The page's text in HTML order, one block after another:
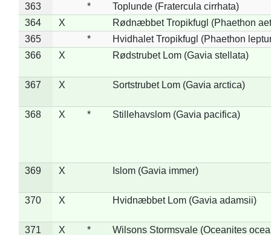
363
*
Toplunde (Fratercula cirrhata)
364
X
Rødnæbbet Tropikfugl (Phaethon
365
*
Hvidhalet Tropikfugl (Phaethon
366
X Rødstrubet Lom (Gavia stellata)
367 X Sortstrubet Lom (Gavia arctica)
368 X * Stillehavslom (Gavia pacifica)
369 X Islom (Gavia immer)
370 X Hvidnæbbet Lom (Gavia adamsii)
371 X *
Wilsons Stormsvale (Oceanites